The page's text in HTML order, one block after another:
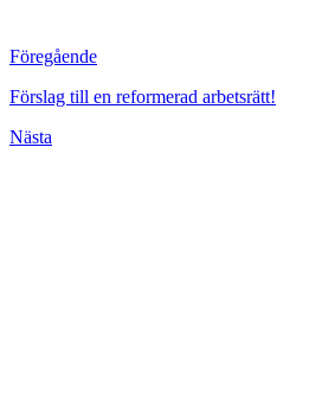
Föregående
Förslag till en reformerad arbetsrätt!
Nästa